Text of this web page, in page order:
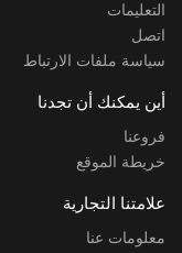
التعليمات
اتصل
سياسة ملفات الارتباط
أين يمكنك أن تجدنا
فروعنا
خريطة الموقع
علامتنا التجارية
معلومات عنا